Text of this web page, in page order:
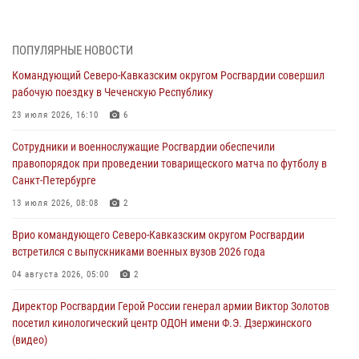
операция войск правопорядка
07 августа 2026, 15:28
пресечена противоправная деятельность, связанная с пропагандой
терроризма (видео)
07 августа 2026, 13:30
нарушений миграционного законодательства
07 августа 2026, 12:54
07 августа 2026, 12:37
ПОПУЛЯРНЫЕ НОВОСТИ
Командующий Северо-Кавказским округом Росгвардии совершил
рабочую поездку в Чеченскую Республику
23 июля 2026, 16:10 6
Сотрудники и военнослужащие Росгвардии обеспечили
правопорядок при проведении товарищеского матча по футболу в
Санкт-Петербурге
13 июля 2026, 08:08 2
Врио командующего Северо-Кавказским округом Росгвардии
встретился с выпускниками военных вузов 2026 года
04 августа 2026, 05:00 2
Директор Росгвардии Герой России генерал армии Виктор Золотов
посетил кинологический центр ОДОН имени Ф.Э. Дзержинского
(видео)